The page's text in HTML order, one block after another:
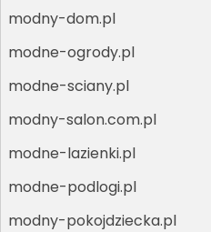
modny-dom.pl
modne-ogrody.pl
modne-sciany.pl
modny-salon.com.pl
modne-lazienki.pl
modne-podlogi.pl
modny-pokojdziecka.pl